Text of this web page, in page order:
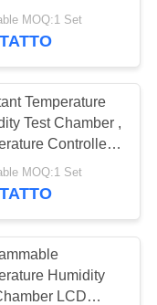
MOQ:1 Set
Temperature
Test Chamber ,
Controlled
225 Liters
MOQ:1 Set
Humidity
LCD